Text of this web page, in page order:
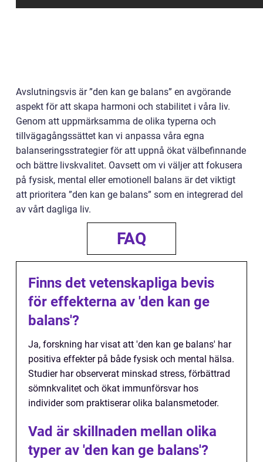
Avslutningsvis är ”den kan ge balans” en avgörande
aspekt för att skapa harmoni och stabilitet i våra liv.
Genom att uppmärksamma de olika typerna och
tillvägagångssättet kan vi anpassa våra egna
balanseringsstrategier för att uppnå ökat välbefinnande
och bättre livskvalitet. Oavsett om vi väljer att fokusera
på fysisk, mental eller emotionell balans är det viktigt
att prioritera ”den kan ge balans” som en integrerad del
av vårt dagliga liv.
FAQ
Finns det vetenskapliga bevis
för effekterna av 'den kan ge
balans'?
Ja, forskning har visat att 'den kan ge balans' har
positiva effekter på både fysisk och mental hälsa.
Studier har observerat minskad stress, förbättrad
sömnkvalitet och ökat immunförsvar hos
individer som praktiserar olika balansmetoder.
Vad är skillnaden mellan olika
typer av 'den kan ge balans'?